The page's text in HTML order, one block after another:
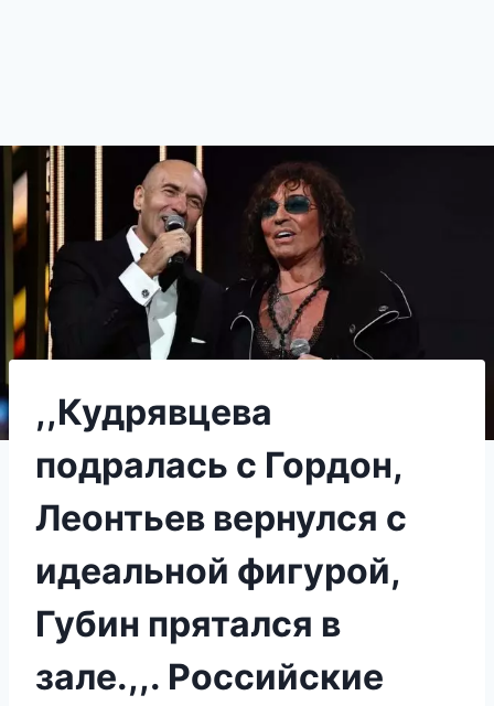
,,Кудрявцева
подралась с Гордон,
Леонтьев вернулся с
идеальной фигурой,
Губин прятался в
зале.,,. Российские